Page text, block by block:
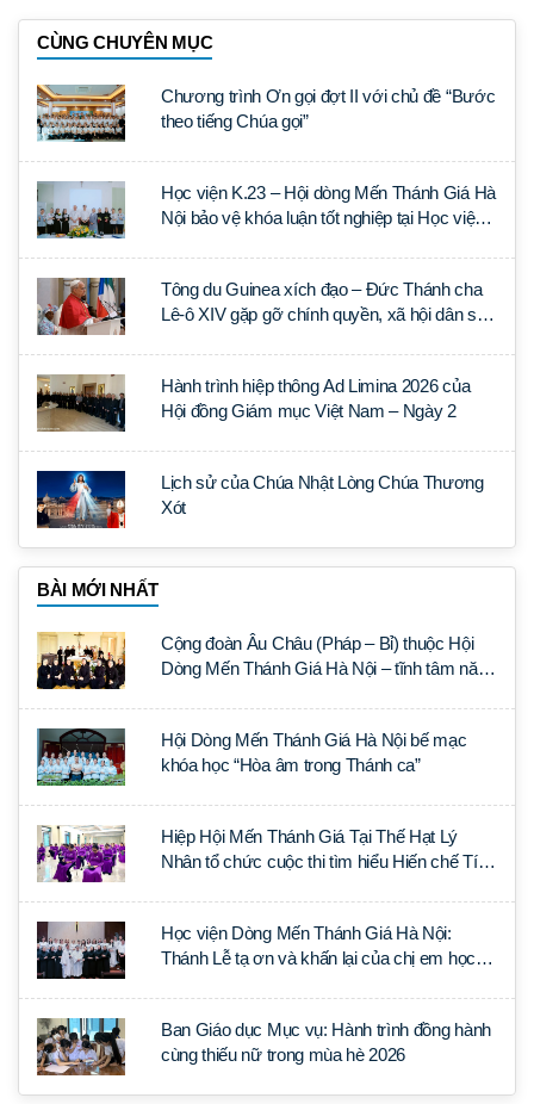
CÙNG CHUYÊN MỤC
Chương trình Ơn gọi đợt II với chủ đề “Bước
theo tiếng Chúa gọi”
Học viện K.23 – Hội dòng Mến Thánh Giá Hà
Nội bảo vệ khóa luận tốt nghiệp tại Học viện
Tông du Guinea xích đạo – Đức Thánh cha
Lê-ô XIV gặp gỡ chính quyền, xã hội dân sự
Hành trình hiệp thông Ad Limina 2026 của
Hội đồng Giám mục Việt Nam – Ngày 2
Lịch sử của Chúa Nhật Lòng Chúa Thương
Xót
BÀI MỚI NHẤT
Cộng đoàn Âu Châu (Pháp – Bỉ) thuộc Hội
Dòng Mến Thánh Giá Hà Nội – tĩnh tâm năm
Hội Dòng Mến Thánh Giá Hà Nội bế mạc
khóa học “Hòa âm trong Thánh ca”
Hiệp Hội Mến Thánh Giá Tại Thế Hạt Lý
Nhân tổ chức cuộc thi tìm hiểu Hiến chế Tín
Học viện Dòng Mến Thánh Giá Hà Nội:
Thánh Lễ tạ ơn và khấn lại của chị em học
Ban Giáo dục Mục vụ: Hành trình đồng hành
cùng thiếu nữ trong mùa hè 2026